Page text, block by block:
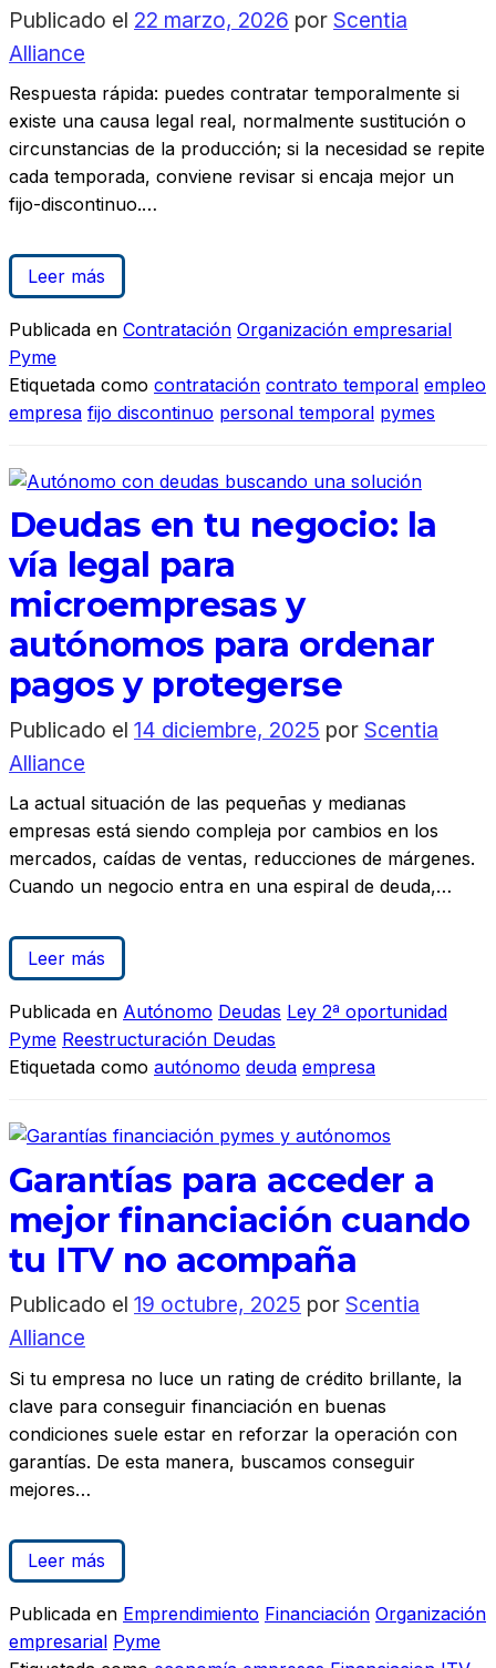
Publicado el 22 marzo, 2026 por Scentia
Alliance
Respuesta rápida: puedes contratar temporalmente si
existe una causa legal real, normalmente sustitución o
circunstancias de la producción; si la necesidad se repite
cada temporada, conviene revisar si encaja mejor un
fijo-discontinuo.…
Leer más
Publicada en Contratación Organización empresarial
Pyme
Etiquetada como contratación contrato temporal empleo
empresa fijo discontinuo personal temporal pymes
Deudas en tu negocio: la
vía legal para
microempresas y
autónomos para ordenar
pagos y protegerse
Publicado el 14 diciembre, 2025 por Scentia
Alliance
La actual situación de las pequeñas y medianas
empresas está siendo compleja por cambios en los
mercados, caídas de ventas, reducciones de márgenes.
Cuando un negocio entra en una espiral de deuda,…
Leer más
Publicada en Autónomo Deudas Ley 2ª oportunidad
Pyme Reestructuración Deudas
Etiquetada como autónomo deuda empresa
Garantías para acceder a
mejor financiación cuando
tu ITV no acompaña
Publicado el 19 octubre, 2025 por Scentia
Alliance
Si tu empresa no luce un rating de crédito brillante, la
clave para conseguir financiación en buenas
condiciones suele estar en reforzar la operación con
garantías. De esta manera, buscamos conseguir
mejores…
Leer más
Publicada en Emprendimiento Financiación Organización
empresarial Pyme